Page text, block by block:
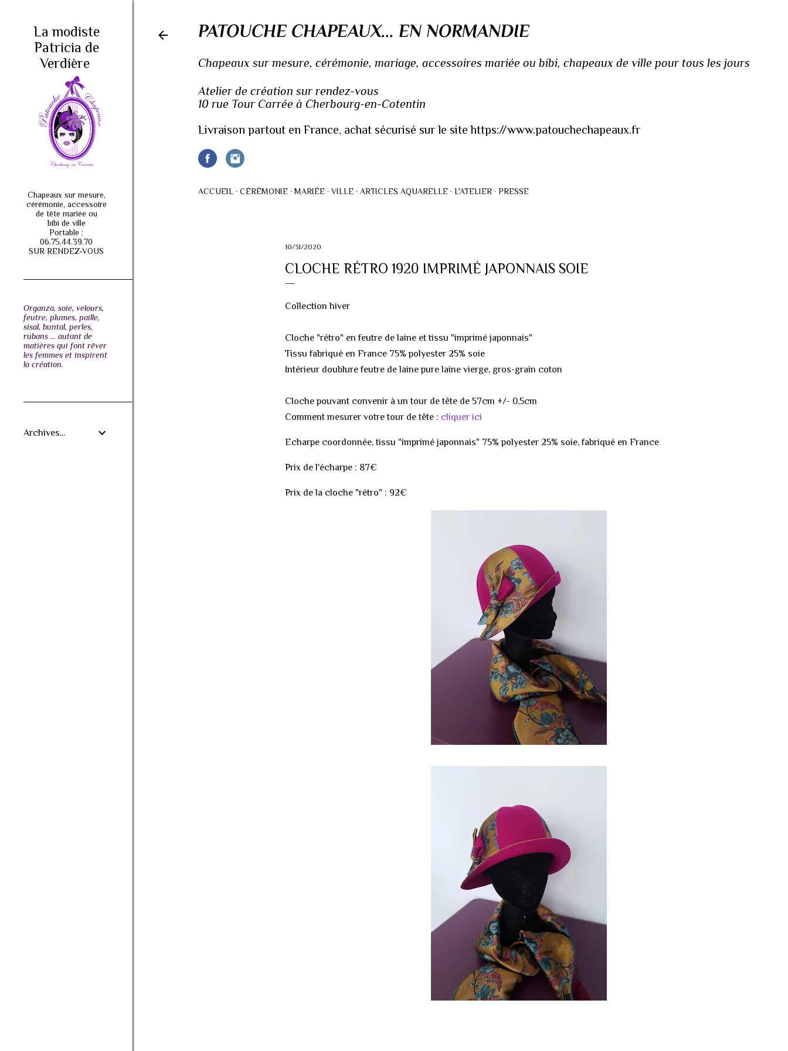
PATOUCHE CHAPEAUX... EN NORMANDIE
Chapeaux sur mesure, cérémonie, mariage, accessoires mariée ou bibi, chapeaux de ville pour tous les jours
Atelier de création sur rendez-vous
10 rue Tour Carrée à Cherbourg-en-Cotentin
Livraison partout en France, achat sécurisé sur le site https://www.patouchechapeaux.fr
ACCUEIL CÉRÉMONIE MARIÉE VILLE ARTICLES AQUARELLE L'ATELIER PRESSE
10/31/2020
CLOCHE RÉTRO 1920 IMPRIMÉ JAPONNAIS SOIE
Collection hiver
Cloche "rétro" en feutre de laine et tissu "imprimé japonnais"
Tissu fabriqué en France 75% polyester 25% soie
Intérieur doublure feutre de laine pure laine vierge, gros-grain coton
Cloche pouvant convenir à un tour de tête de 57cm +/- 0,5cm
Comment mesurer votre tour de tête : cliquer ici
Echarpe coordonnée, tissu "imprimé japonnais" 75% polyester 25% soie, fabriqué en France
Prix de l'écharpe : 87€
Prix de la cloche "rétro" : 92€
La modiste
Patricia de
Verdière
Chapeaux sur mesure,
cérémonie, accessoire
de tête mariée ou
bibi de ville
Portable :
06.75.44.39.70
SUR RENDEZ-VOUS
Organza, soie, velours,
feutre, plumes, paille,
sisal, buntal, perles,
rubans ... autant de
matières qui font rêver
les femmes et inspirent
la création.
Archives...